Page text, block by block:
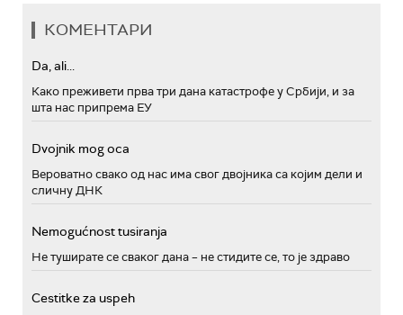
КОМЕНТАРИ
Da, ali...
Како преживети прва три дана катастрофе у Србији, и за
шта нас припрема ЕУ
Dvojnik mog oca
Вероватно свако од нас има свог двојника са којим дели и
сличну ДНК
Nemogućnost tusiranja
Не туширате се сваког дана – не стидите се, то је здраво
Cestitke za uspeh